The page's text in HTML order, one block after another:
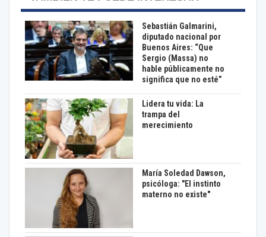
Sebastián Galmarini,
diputado nacional por
Buenos Aires: “Que
Sergio (Massa) no
hable públicamente no
significa que no esté”
Lidera tu vida: La
trampa del
merecimiento
María Soledad Dawson,
psicóloga: "El instinto
materno no existe"